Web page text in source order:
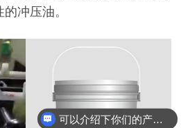
冲压油。
可以介绍下你们的产品么